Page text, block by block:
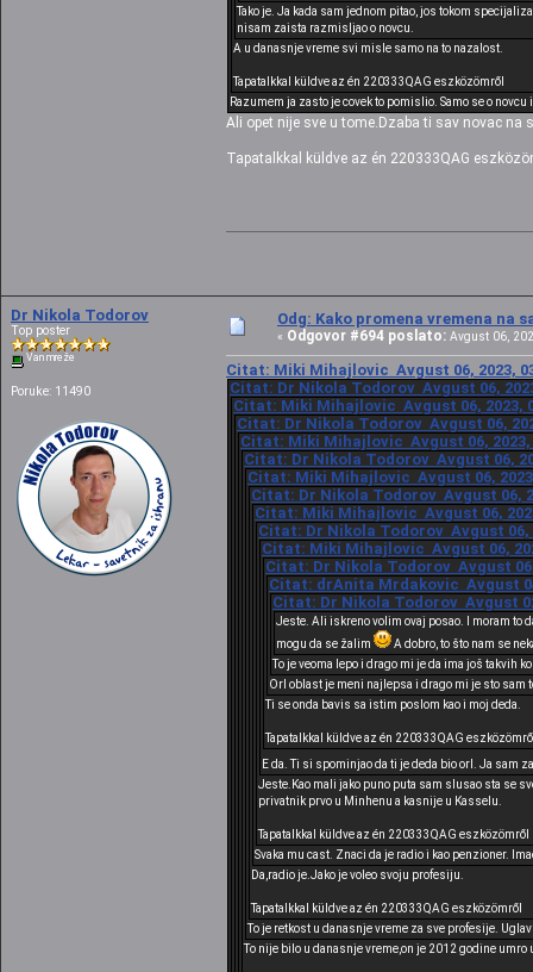
Tako je. Ja kada sam jednom pitao, jos tokom
nisam zaista razmisljao o novcu.
A u danasnje vreme svi misle samo na to nazalost.
Tapatalkkal küldve az én 220333QAG eszközömről
Razumem ja zasto je covek to pomislio. Samo se o
Ali opet nije sve u tome.Dzaba ti sav novac
Tapatalkkal küldve az én 220333QAG
Dr Nikola Todorov
Top poster
Van mreže
Poruke: 11490
Odg: Kako promena vremena na
« Odgovor #694 poslato: Avgust 06,
Citat: Miki Mihajlovic Avgust 06, 2023,
Citat: Dr Nikola Todorov Avgust 06,
Citat: Miki Mihajlovic Avgust 06, 2023,
Citat: Dr Nikola Todorov Avgust 06,
Citat: Miki Mihajlovic Avgust 06, 2023,
Citat: Dr Nikola Todorov Avgust 06,
Citat: Miki Mihajlovic Avgust 06,
Citat: Dr Nikola Todorov Avgust 06,
Citat: Miki Mihajlovic Avgust 06,
Citat: Dr Nikola Todorov Avgust 06,
Citat: Miki Mihajlovic Avgust 06,
Citat: Dr Nikola Todorov Avgust
Citat: drAnita Mrdakovic Avgust
Citat: Dr Nikola Todorov Avgust
Jeste. Ali iskreno volim ovaj posao. I moram to
mogu da se žalim
A dobro, to što nam se
To je veoma lepo i drago mi je da ima još takvih
Orl oblast je meni najlepsa i drago mi je sto
Ti se onda bavis sa istim poslom kao i moj deda.
Tapatalkkal küldve az én 220333QAG
E da. Ti si spominjao da ti je deda bio orl. Ja sam
Jeste.Kao mali jako puno puta sam slusao sta se
privatnik prvo u Minhenu a kasnije u Kasselu.
Tapatalkkal küldve az én 220333QAG eszközömről
Svaka mu cast. Znaci da je radio i kao penzioner.
Da,radio je.Jako je voleo svoju profesiju.
Tapatalkkal küldve az én 220333QAG eszközömről
To je retkost u danasnje vreme za sve profesije.
To nije bilo u danasnje vreme,on je 2012 godine